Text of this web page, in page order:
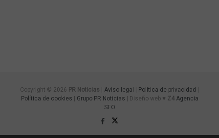
Copyright © 2026 PR Noticias Aviso legal Política de privacidad
Política de cookies
Grupo PR Noticias | Diseño web ♥ Z4 Agencia
SEO